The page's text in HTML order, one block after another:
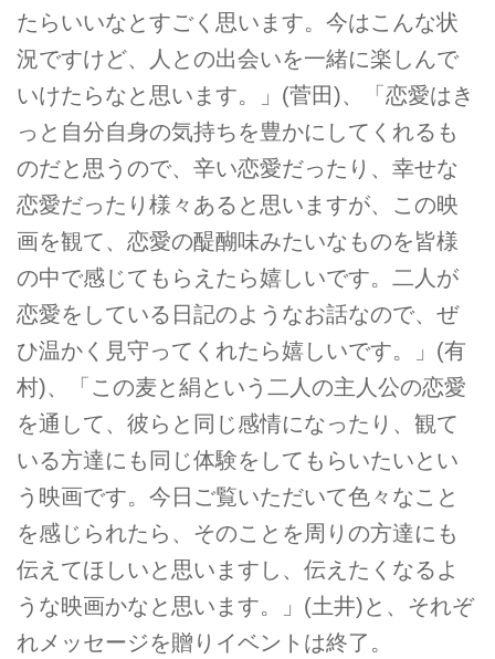
たらいいなとすごく思います。今はこんな状
況ですけど、人との出会いを一緒に楽しんで
いけたらなと思います。」(菅田)、「恋愛はき
っと自分自身の気持ちを豊かにしてくれるも
のだと思うので、辛い恋愛だったり、幸せな
恋愛だったり様々あると思いますが、この映
画を観て、恋愛の醍醐味みたいなものを皆様
の中で感じてもらえたら嬉しいです。二人が
恋愛をしている日記のようなお話なので、ぜ
ひ温かく見守ってくれたら嬉しいです。」(有
村)、「この麦と絹という二人の主人公の恋愛
を通して、彼らと同じ感情になったり、観て
いる方達にも同じ体験をしてもらいたいとい
う映画です。今日ご覧いただいて色々なこと
を感じられたら、そのことを周りの方達にも
伝えてほしいと思いますし、伝えたくなるよ
うな映画かなと思います。」(土井)と、それぞ
れメッセージを贈りイベントは終了。